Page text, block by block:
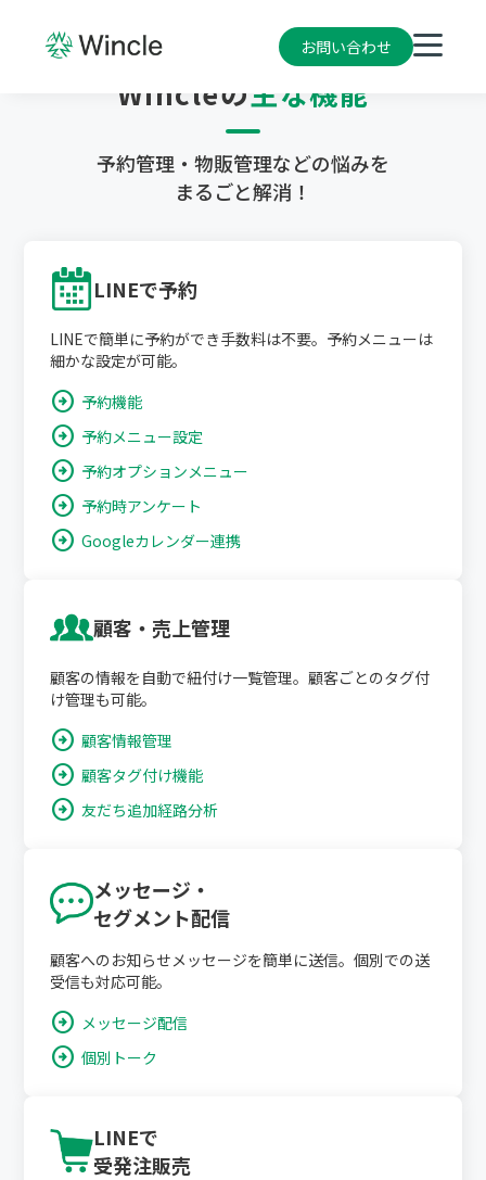
お問い合わせ
Wincleの主な機能
予約管理・物販管理などの悩みを
まるごと解消！
LINEで予約
LINEで簡単に予約ができ手数料は不要。予約メニューは
細かな設定が可能。
arrow_circle_right 予約機能
arrow_circle_right 予約メニュー設定
arrow_circle_right 予約オプションメニュー
arrow_circle_right 予約時アンケート
arrow_circle_right Googleカレンダー連携
顧客・売上管理
顧客の情報を自動で紐付け一覧管理。顧客ごとのタグ付
け管理も可能。
arrow_circle_right 顧客情報管理
arrow_circle_right 顧客タグ付け機能
arrow_circle_right 友だち追加経路分析
メッセージ・
セグメント配信
顧客へのお知らせメッセージを簡単に送信。個別での送
受信も対応可能。
arrow_circle_right メッセージ配信
arrow_circle_right 個別トーク
LINEで
受発注販売